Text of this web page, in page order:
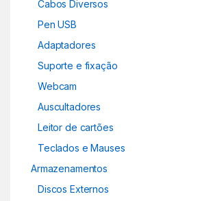
Cabos Diversos
Pen USB
Adaptadores
Suporte e fixação
Webcam
Auscultadores
Leitor de cartões
Teclados e Mauses
Armazenamentos
Discos Externos